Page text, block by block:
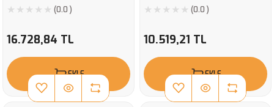
(0.0 )
16.728,84 TL
EKLE
(0.0 )
10.519,21 TL
EKLE